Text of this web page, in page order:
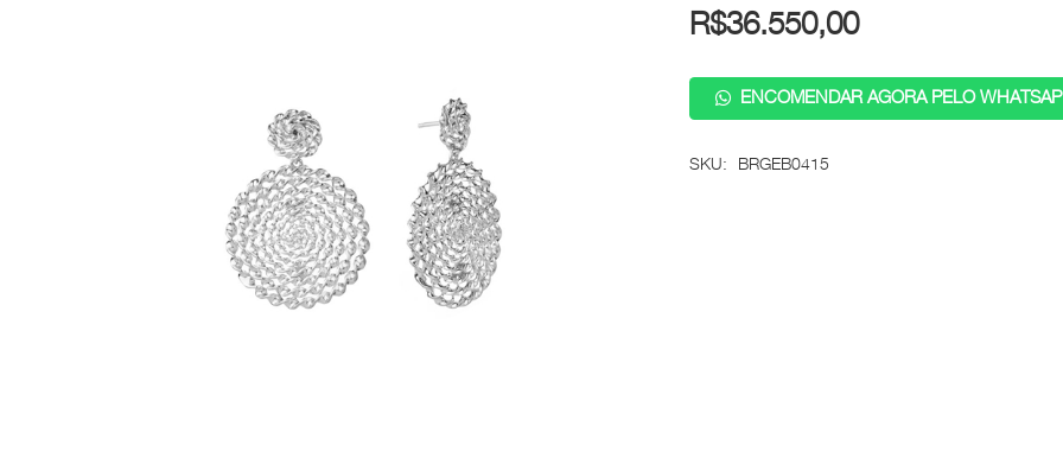
R$36.550,00
ENCOMENDAR AGORA PELO
SKU: BRGEB0415